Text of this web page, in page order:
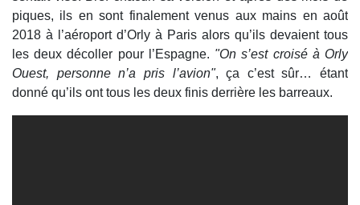
piques, ils en sont finalement venus aux mains en août
2018 à l’aéroport d’Orly à Paris alors qu’ils devaient tous
les deux décoller pour l’Espagne. "On s’est croisé à Orly
Ouest, personne n’a pris l’avion", ça c’est sûr… étant
donné qu’ils ont tous les deux finis derrière les barreaux.